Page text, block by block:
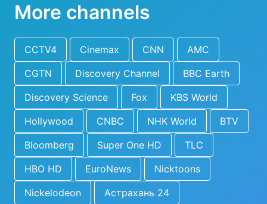
More channels
CCTV4 Cinemax CNN
AMC
CGTN
Discovery Channel
BBC Earth
Discovery Science
Fox
KBS World
Hollywood
CNBC NHK World
BTV
Bloomberg
Super One HD
TLC
HBO HD
EuroNews
Nicktoons
Nickelodeon
Астрахань 24